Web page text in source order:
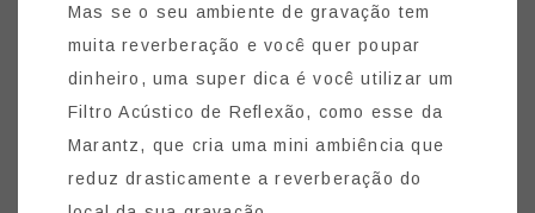
Mas se o seu ambiente de gravação tem
muita reverberação e você quer poupar
dinheiro, uma super dica é você utilizar um
Filtro Acústico de Reflexão, como esse da
Marantz, que cria uma mini ambiência que
reduz drasticamente a reverberação do